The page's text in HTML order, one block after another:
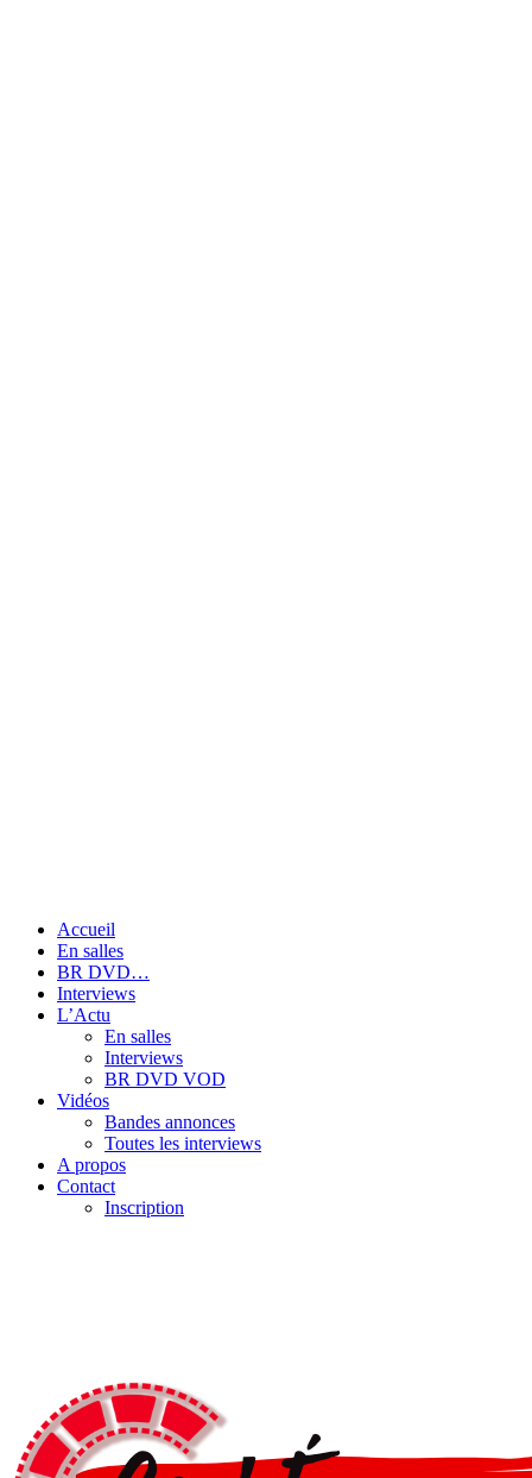
Accueil
En salles
BR DVD…
Interviews
L’Actu
En salles
Interviews
BR DVD VOD
Vidéos
Bandes annonces
Toutes les interviews
A propos
Contact
Inscription